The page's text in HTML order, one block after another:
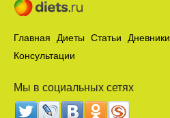
Главная Диеты Статьи Дневники
Консультации
Мы в социальных сетях